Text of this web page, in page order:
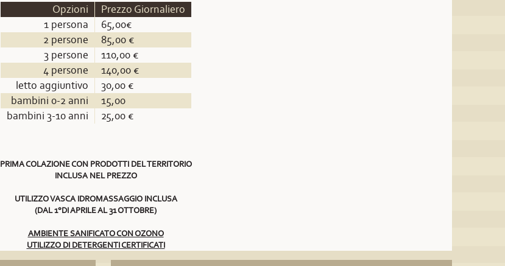
Opzioni
Prezzo Giornaliero
1 persona
65,00€
2 persone
85,00 €
3 persone
110,00 €
4 persone
140,00 €
letto aggiuntivo
30,00 €
bambini 0-2 anni
15,00
bambini 3-10 anni
25,00 €
PRIMA COLAZIONE CON PRODOTTI DEL TERRITORIO
INCLUSA NEL PREZZO
UTILIZZO VASCA IDROMASSAGGIO INCLUSA
(DAL 1°DI APRILE AL 31 OTTOBRE)
AMBIENTE SANIFICATO CON OZONO
UTILIZZO DI DETERGENTI CERTIFICATI